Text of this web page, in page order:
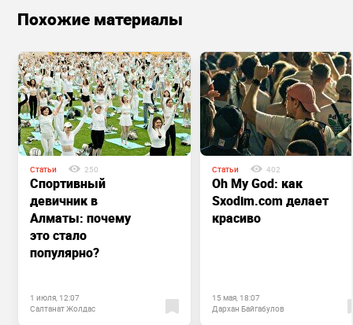
Похожие материалы
Статьи 250
Спортивный
девичник в
Алматы: почему
это стало
популярно?
1 июля, 12:07
Салтанат Жолдас
Статьи 402
Oh My God: как
Sxodim.com делает
красиво
15 мая, 18:07
Дархан Байгабулов